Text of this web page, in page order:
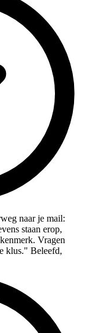
naar je mail:
staan erop,
Vragen
klus." Beleefd,